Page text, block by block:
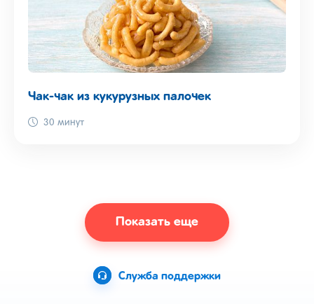
Чак-чак из кукурузных палочек
30 минут
Показать еще
Служба поддержки